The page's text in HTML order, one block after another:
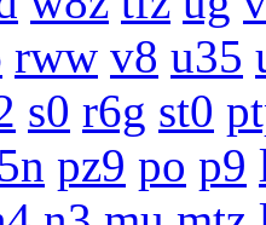
rww v8 u35
s0 r6g st0
pz9 po p9